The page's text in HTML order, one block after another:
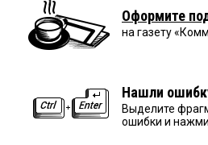
Оформите
на газету
Нашли
Выделите
ошибки и